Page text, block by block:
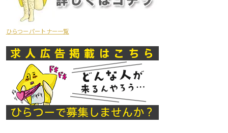
ひらつーパートナー一覧